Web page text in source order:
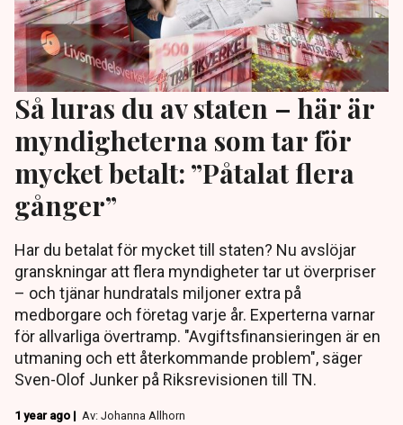
Så luras du av staten – här är
myndigheterna som tar för
mycket betalt: ”Påtalat flera
gånger”
Har du betalat för mycket till staten? Nu avslöjar
granskningar att flera myndigheter tar ut överpriser
– och tjänar hundratals miljoner extra på
medborgare och företag varje år. Experterna varnar
för allvarliga övertramp. "Avgiftsfinansieringen är en
utmaning och ett återkommande problem", säger
Sven-Olof Junker på Riksrevisionen till TN.
1 year ago | Av: Johanna Allhorn